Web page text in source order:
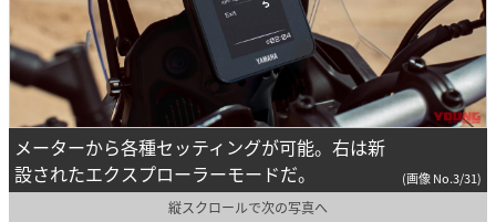
メーターから各種セッティングが可能。右は新
設されたエクスプローラーモードだ。
(画像 No.3/31)
縦スクロールで次の写真へ